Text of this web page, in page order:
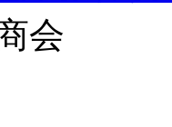
会